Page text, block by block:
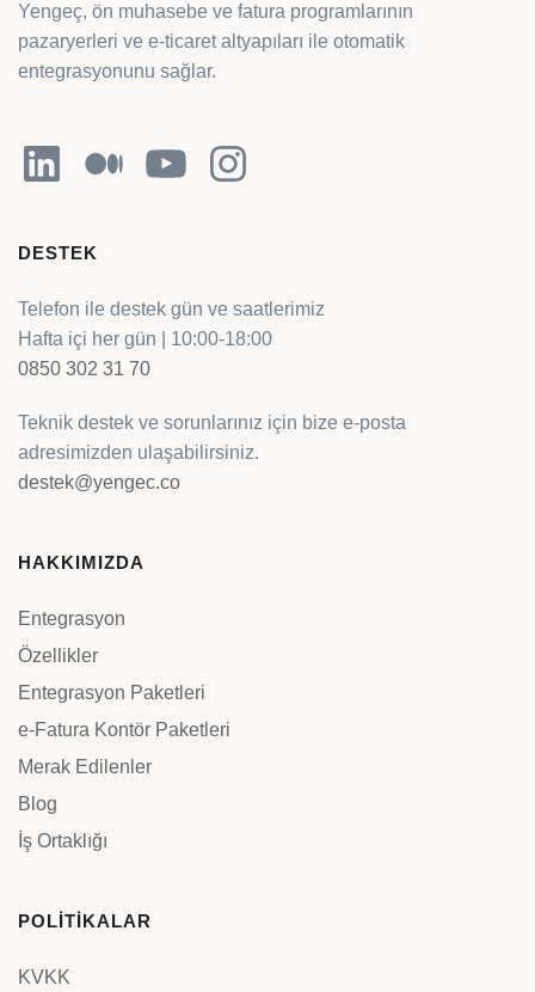
Yengeç, ön muhasebe ve fatura programlarının
pazaryerleri ve e-ticaret altyapıları ile otomatik
entegrasyonunu sağlar.
LinkedInOrta YouTubeInstagram
DESTEK
Telefon ile destek gün ve saatlerimiz
Hafta içi her gün | 10:00-18:00
0850 302 31 70
Teknik destek ve sorunlarınız için bize e-posta
adresimizden ulaşabilirsiniz.
destek@yengec.co
HAKKIMIZDA
Entegrasyon
Özellikler
Entegrasyon Paketleri
e-Fatura Kontör Paketleri
Merak Edilenler
Blog
İş Ortaklığı
POLİTİKALAR
KVKK